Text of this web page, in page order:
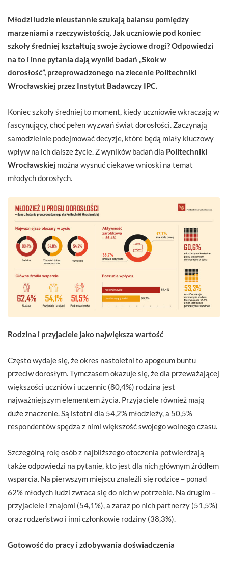
Młodzi ludzie nieustannie szukają balansu pomiędzy
marzeniami a rzeczywistością. Jak uczniowie pod koniec
szkoły średniej kształtują swoje życiowe drogi? Odpowiedzi
na to i inne pytania dają wyniki badań „Skok w
dorosłość”, przeprowadzonego na zlecenie Politechniki
Wrocławskiej przez Instytut Badawczy IPC.
Koniec szkoły średniej to moment, kiedy uczniowie wkraczają w
fascynujący, choć pełen wyzwań świat dorosłości. Zaczynają
samodzielnie podejmować decyzje, które będą miały kluczowy
wpływ na ich dalsze życie. Z wyników badań dla Politechniki
Wrocławskiej można wysnuć ciekawe wnioski na temat
młodych dorosłych.
Rodzina i przyjaciele jako największa wartość
Często wydaje się, że okres nastoletni to apogeum buntu
przeciw dorosłym. Tymczasem okazuje się, że dla przeważającej
większości uczniów i uczennic (80,4%) rodzina jest
najważniejszym elementem życia. Przyjaciele również mają
duże znaczenie. Są istotni dla 54,2% młodzieży, a 50,5%
respondentów spędza z nimi większość swojego wolnego czasu.
Szczególną rolę osób z najbliższego otoczenia potwierdzają
także odpowiedzi na pytanie, kto jest dla nich głównym źródłem
wsparcia. Na pierwszym miejscu znaleźli się rodzice – ponad
62% młodych ludzi zwraca się do nich w potrzebie. Na drugim –
przyjaciele i znajomi (54,1%), a zaraz po nich partnerzy (51,5%)
oraz rodzeństwo i inni członkowie rodziny (38,3%).
Gotowość do pracy i zdobywania doświadczenia